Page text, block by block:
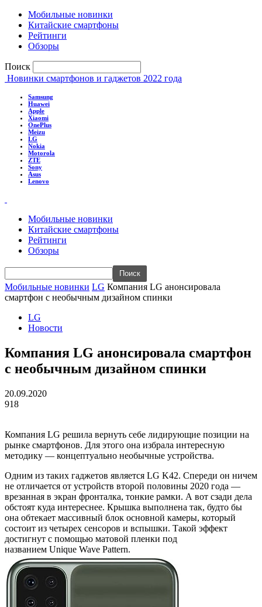
Мобильные новинки
Китайские смартфоны
Рейтинги
Обзоры
Поиск
Новинки смартфонов и гаджетов 2022 года
Samsung
Huawei
Apple
Xiaomi
OnePlus
Meizu
LG
Nokia
Motorola
ZTE
Sony
Asus
Lenovo
Мобильные новинки
Китайские смартфоны
Рейтинги
Обзоры
Мобильные новинки LG Компания LG анонсировала
смартфон с необычным дизайном спинки
LG
Новости
Компания LG анонсировала смартфон
с необычным дизайном спинки
20.09.2020
918
Компания LG решила вернуть себе лидирующие позиции на
рынке смартфонов. Для этого она избрала интересную
методику — концептуально необычные устройства.
Одним из таких гаджетов является LG K42. Спереди он ничем
не отличается от устройств второй половины 2020 года —
врезанная в экран фронталка, тонкие рамки. А вот сзади дела
обстоят куда интереснее. Крышка выполнена так, будто бы
она обтекает массивный блок основной камеры, который
состоит из четырех сенсоров и вспышки. Такой эффект
достигнут с помощью матовой пленки под
названием Unique Wave Pattern.